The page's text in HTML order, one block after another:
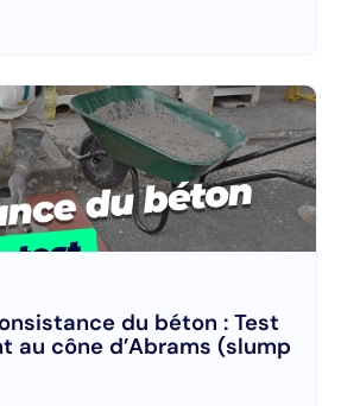
du béton : Test
au cône d’Abrams (slump